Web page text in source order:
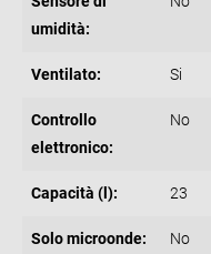
umidità:
Ventilato: Si
Controllo
elettronico:
No
Capacità (l): 23
Solo microonde: No